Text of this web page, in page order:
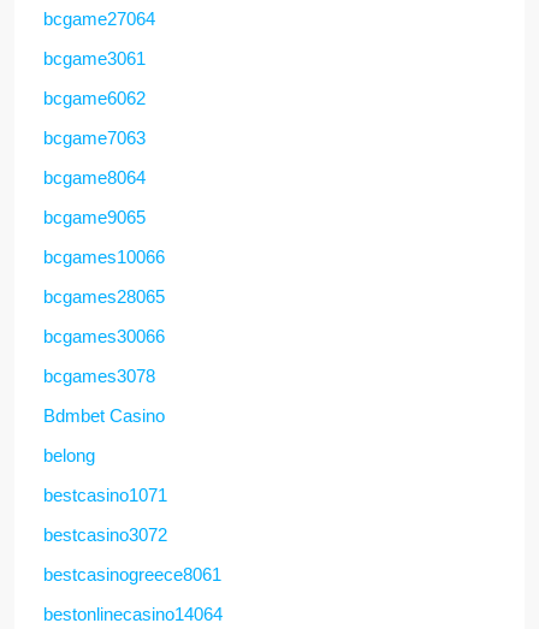
bcgame27064
bcgame3061
bcgame6062
bcgame7063
bcgame8064
bcgame9065
bcgames10066
bcgames28065
bcgames30066
bcgames3078
Bdmbet Casino
belong
bestcasino1071
bestcasino3072
bestcasinogreece8061
bestonlinecasino14064